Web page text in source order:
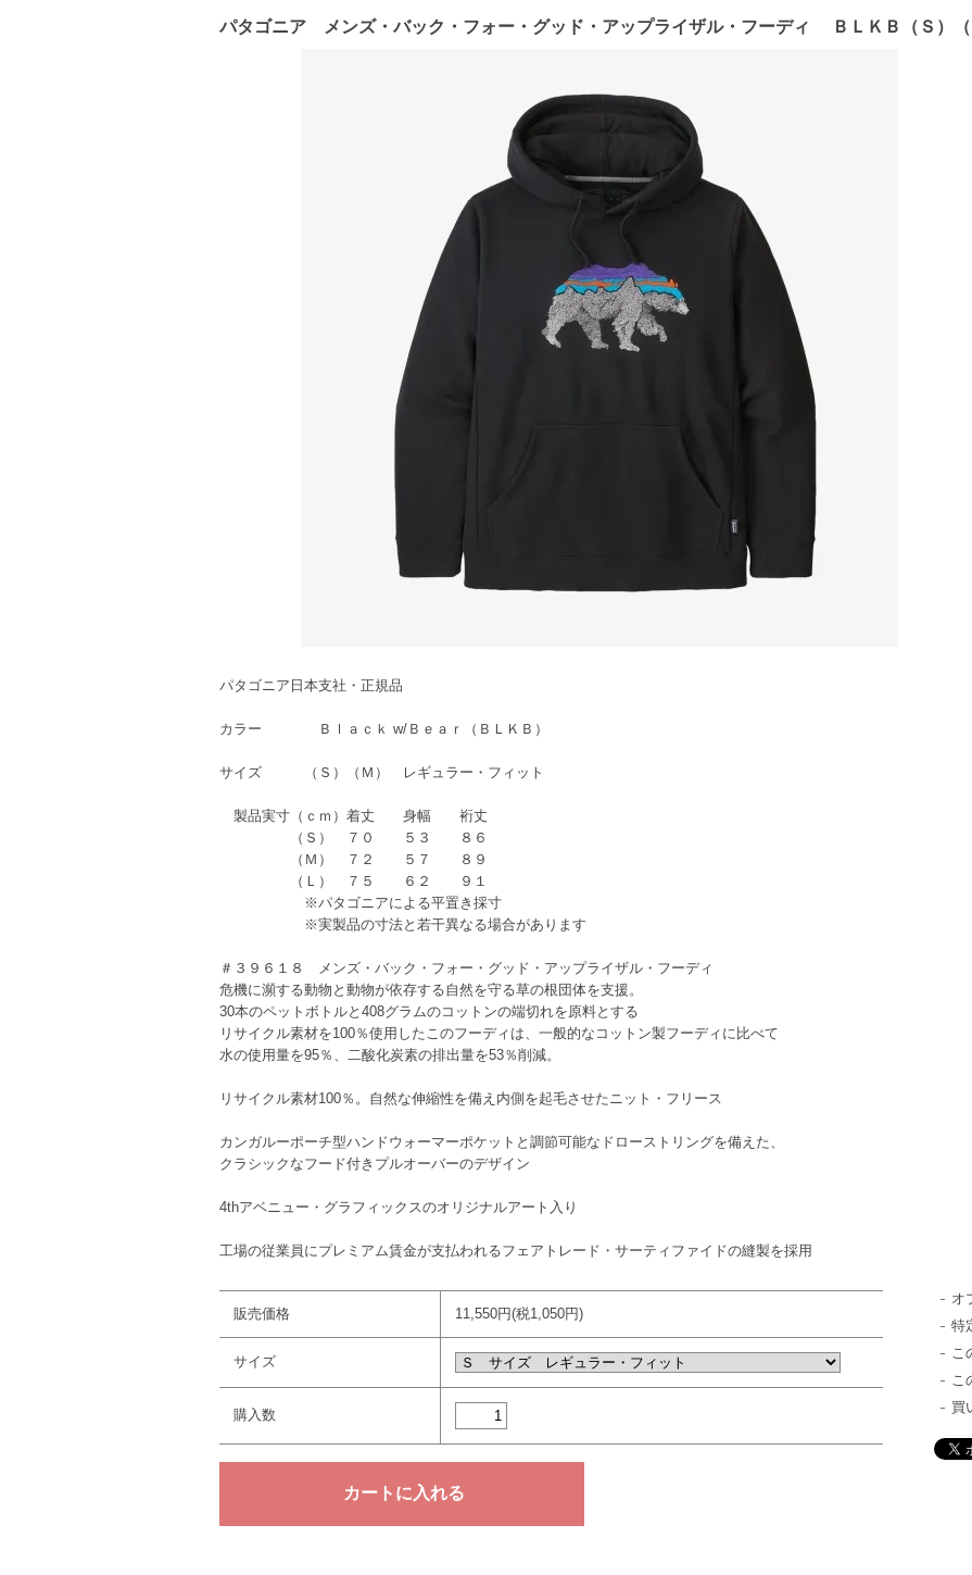
パタゴニア メンズ・バック・フォー・グッド・アップライザル・フーディ ＢＬＫＢ（Ｓ）（
パタゴニア日本支社・正規品
カラー Ｂｌａｃｋ w/Ｂｅａｒ（ＢＬＫＢ）
サイズ （Ｓ）（Ｍ） レギュラー・フィット
製品実寸（ｃｍ）着丈 身幅 裄丈
（Ｓ） ７０ ５３ ８６
（Ｍ） ７２ ５７ ８９
（Ｌ） ７５ ６２ ９１
※パタゴニアによる平置き採寸
※実製品の寸法と若干異なる場合があります
＃３９６１８ メンズ・バック・フォー・グッド・アップライザル・フーディ
危機に瀕する動物と動物が依存する自然を守る草の根団体を支援。
30本のペットボトルと408グラムのコットンの端切れを原料とする
リサイクル素材を100％使用したこのフーディは、一般的なコットン製フーディに比べて
水の使用量を95％、二酸化炭素の排出量を53％削減。
リサイクル素材100％。自然な伸縮性を備え内側を起毛させたニット・フリース
カンガルーポーチ型ハンドウォーマーポケットと調節可能なドローストリングを備えた、
クラシックなフード付きプルオーバーのデザイン
4thアベニュー・グラフィックスのオリジナルアート入り
工場の従業員にプレミアム賃金が支払われるフェアトレード・サーティファイドの縫製を採用
販売価格 11,550円(税1,050円)
サイズ
購入数
オ
特
こ
こ
買